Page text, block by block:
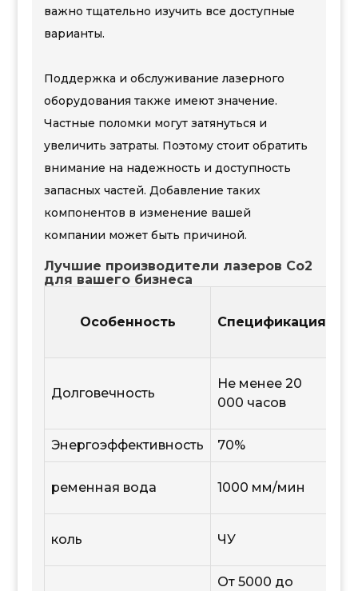
важно тщательно изучить все доступные
варианты.
Поддержка и обслуживание лазерного
оборудования также имеют значение.
Частные поломки могут затянуться и
увеличить затраты. Поэтому стоит обратить
внимание на надежность и доступность
запасных частей. Добавление таких
компонентов в изменение вашей
компании может быть причиной.
Лучшие производители лазеров Co2
для вашего бизнеса
Особенность Спецификация
Долговечность
Не менее 20
000 часов
Энергоэффективность 70%
ременная вода 1000 мм/мин
коль ЧУ
От 5000 до